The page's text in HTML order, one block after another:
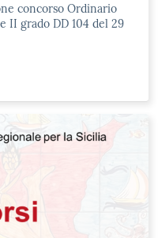
concorso Ordinario
II grado DD 104 del 29